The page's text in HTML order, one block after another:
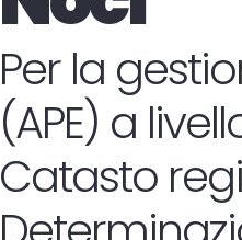
Per la
(APE) a
Catasto